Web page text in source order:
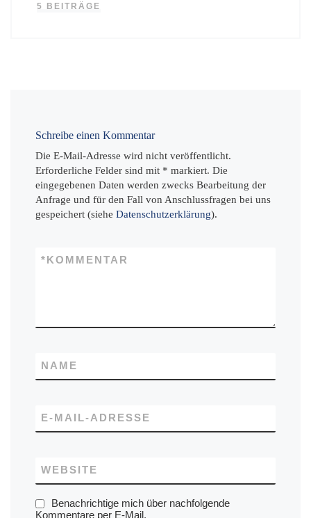
5 BEITRÄGE
Schreibe einen Kommentar
Die E-Mail-Adresse wird nicht veröffentlicht.
Erforderliche Felder sind mit * markiert. Die
eingegebenen Daten werden zwecks Bearbeitung der
Anfrage und für den Fall von Anschlussfragen bei uns
gespeichert (sieheDatenschutzerklärung).
KOMMENTAR
*
NAME
E-MAIL-ADRESSE
WEBSITE
Benachrichtige mich über nachfolgende
Kommentare per E-Mail.